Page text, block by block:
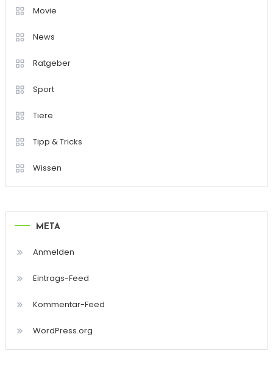
Movie
News
Ratgeber
Sport
Tiere
Tipp & Tricks
Wissen
META
Anmelden
Eintrags-Feed
Kommentar-Feed
WordPress.org